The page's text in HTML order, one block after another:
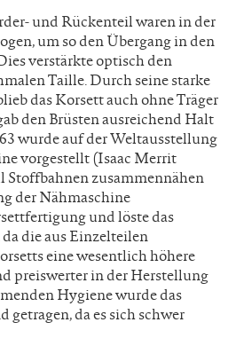
und Rückenteil waren in der
um so den Übergang in den
verstärkte optisch den
Taille. Durch seine starke
das Korsett auch ohne Träger
den Brüsten ausreichend Halt
wurde auf der Weltausstellung
vorgestellt (Isaac Merrit
Stoffbahnen zusammennähen
der Nähmaschine
und löste das
die aus Einzelteilen
eine wesentlich höhere
preiswerter in der Herstellung
Hygiene wurde das
getragen, da es sich schwer